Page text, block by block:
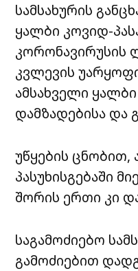
სამსახურის
ყალბი კოვიდ-
კვლევის
ამსახველი
დამზადებისა და
უწყების ცნობით,
პასუხისგებაში
შორის ერთი კი
საგამოძიებო
გამოძიებით